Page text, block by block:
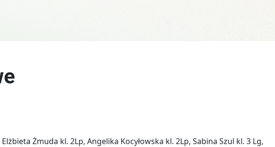
Żmuda kl. 2Lp, Angelika Kocyłowska kl. 2Lp, Sabina Szul kl. 3 Lg,